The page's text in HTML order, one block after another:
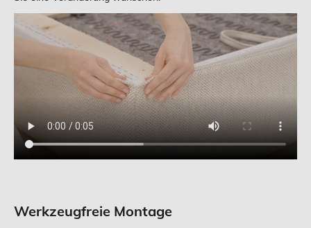
Werkzeugfreie Montage